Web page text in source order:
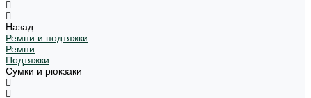
Назад
Ремни и подтяжки
Ремни
Подтяжки
Сумки и рюкзаки